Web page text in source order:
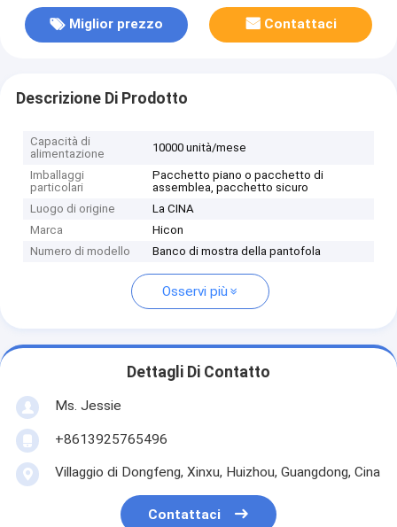
Miglior prezzo Contattaci
Descrizione Di Prodotto
Capacità di
alimentazione
10000 unità/mese
Imballaggi
particolari
Pacchetto piano o pacchetto di
assemblea, pacchetto sicuro
Luogo di origine
La CINA
Marca
Hicon
Numero di modello
Banco di mostra della pantofola
Osservi più
Dettagli Di Contatto
Ms. Jessie
+8613925765496
Villaggio di Dongfeng, Xinxu, Huizhou, Guangdong, Cina
Contattaci